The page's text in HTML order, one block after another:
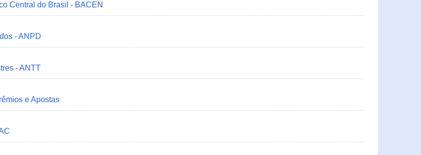
Central do Brasil - BACEN
- ANPD
- ANTT
e Apostas